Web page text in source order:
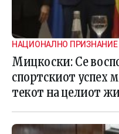
НАЦИОНАЛНО
Мицкоски: Се
спортскиот успех
текот на целиот